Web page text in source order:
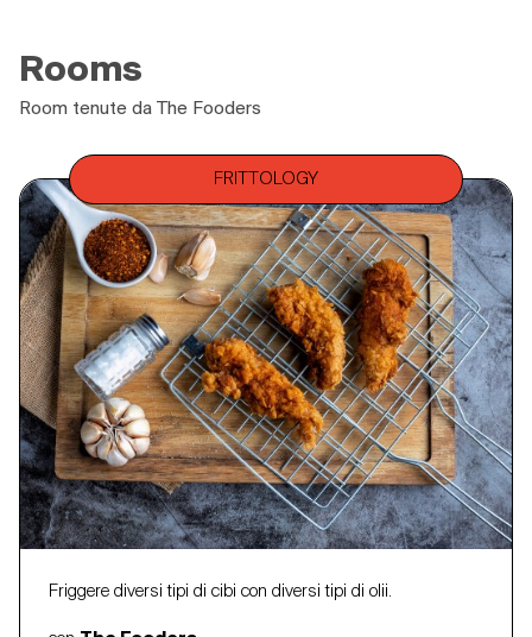
Rooms
Room tenute da The Fooders
FRITTOLOGY
Friggere diversi tipi di cibi con diversi tipi di olii.